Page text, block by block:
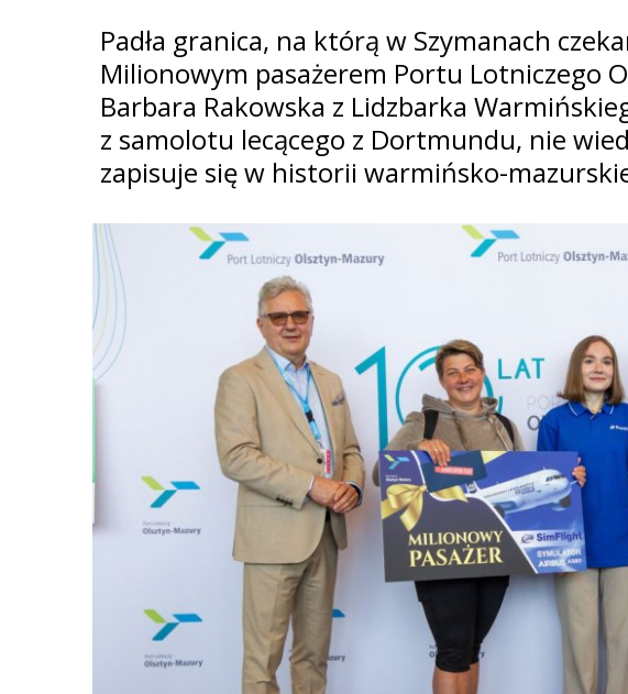
Padła granica, na którą w Szymanach
Milionowym pasażerem Portu Lotniczego
Barbara Rakowska z Lidzbarka
z samolotu lecącego z Dortmundu, nie
zapisuje się w historii warmińsko-